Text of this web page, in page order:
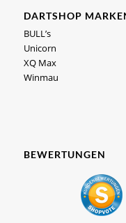
DARTSHOP
BULL’s
Unicorn
XQ Max
Winmau
BEWERTUNGEN